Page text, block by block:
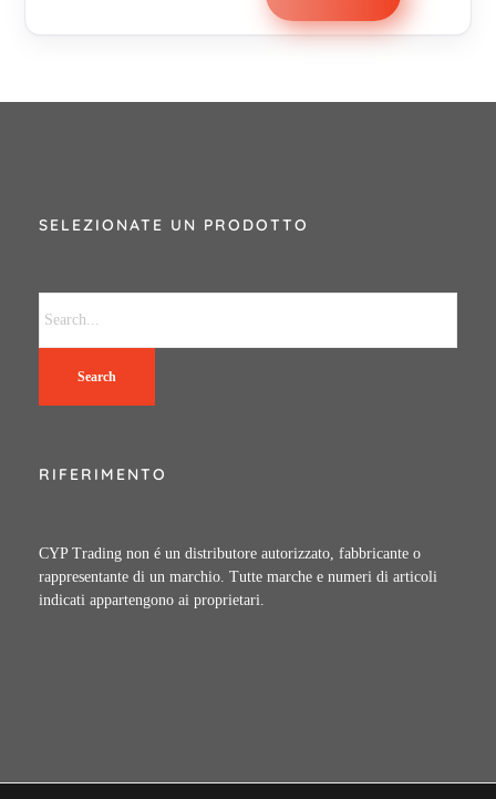
SELEZIONATE UN PRODOTTO
Search
RIFERIMENTO
CYP Trading non é un distributore autorizzato, fabbricante o
rappresentante di un marchio. Tutte marche e numeri di articoli
indicati appartengono ai proprietari.